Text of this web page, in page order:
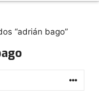
“adrián bago”